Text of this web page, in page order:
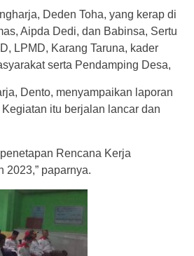
Deden Toha, yang kerap di
Aipda Dedi, dan Babinsa, Sertu
LPMD, Karang Taruna, kader
serta Pendamping Desa,
Dento, menyampaikan laporan
itu berjalan lancar dan
Rencana Kerja
2023,” paparnya.